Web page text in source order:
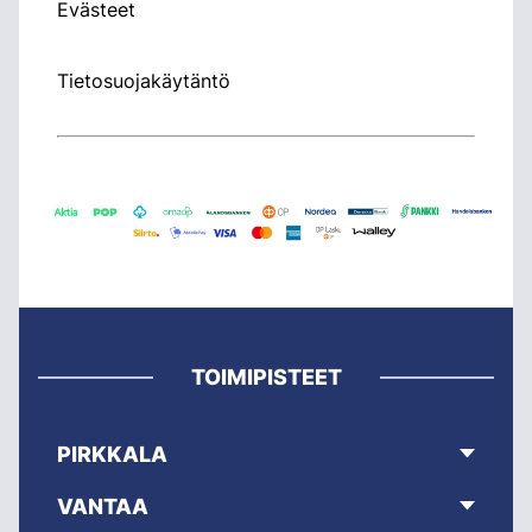
Evästeet
Tietosuojakäytäntö
TOIMIPISTEET
PIRKKALA
VANTAA